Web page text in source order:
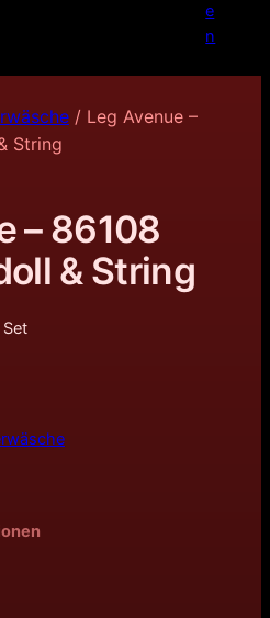
e
n
/ Leg Avenue –
String
– 86108
& String